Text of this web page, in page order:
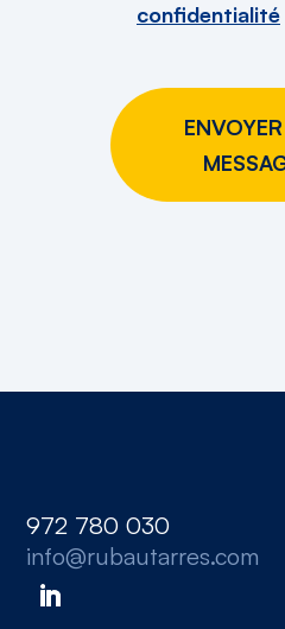
confidentialité
972 780 030
info@rubautarres.com